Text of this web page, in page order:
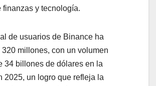
finanzas y tecnología.
de usuarios de Binance ha
millones, con un volumen
34 billones de dólares en la
2025, un logro que refleja la